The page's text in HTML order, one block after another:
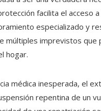
facilita el acceso
especializado y
múltiples imprevistos que
hogar.
médica inesperada, el
repentina de un